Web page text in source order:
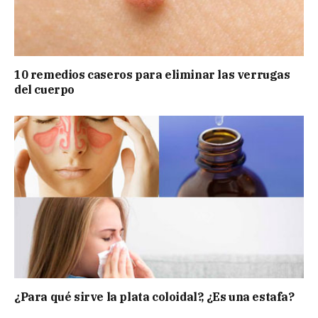
10 remedios caseros para eliminar las verrugas
del cuerpo
¿Para qué sirve la plata coloidal?, ¿Es una estafa?